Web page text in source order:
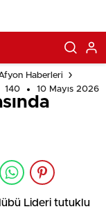
Haberleri
140
10 Mayıs 2026
Lideri tutuklu